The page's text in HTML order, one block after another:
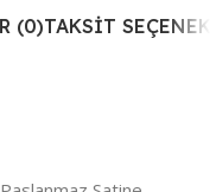
(0)TAKSIT